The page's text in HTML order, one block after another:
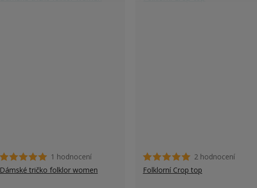
1 hodnocení
Dámské tričko folklor women
2 hodnocení
Folklorní Crop top